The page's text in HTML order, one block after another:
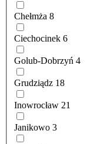
Chełmża 8
Ciechocinek 6
Golub-Dobrzyń 4
Grudziądz 18
Inowrocław 21
Janikowo 3